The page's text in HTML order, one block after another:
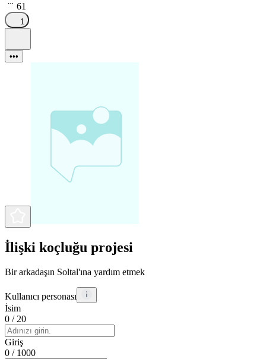
61
1
•••
İlişki koçluğu projesi
Bir arkadaşın Soltal'ına yardım etmek
Kullanıcı personası
İsim
0 / 20
Giriş
0 / 1000